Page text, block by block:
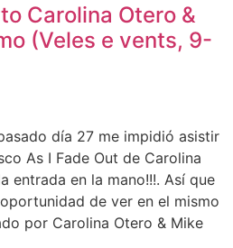
Carolina Otero &
(Veles e vents, 9-
día 27 me impidió asistir
As I Fade Out de Carolina
entrada en la mano!!!. Así que
de ver en el mismo
por Carolina Otero & Mike